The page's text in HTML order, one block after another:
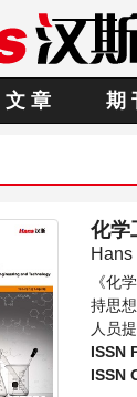
文 章 期
化学
《化
持思
人员
ISSN
ISSN